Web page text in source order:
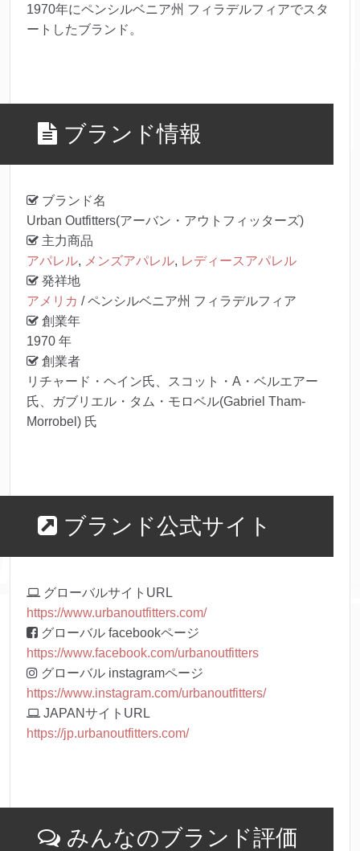
1970年にペンシルベニア州 フィラデルフィアでスタ
ートしたブランド。
ブランド情報
ブランド名
Urban Outfitters(アーバン・アウトフィッターズ)
主力商品
アパレル, メンズアパレル, レディースアパレル
発祥地
アメリカ / ペンシルベニア州 フィラデルフィア
創業年
1970 年
創業者
リチャード・ヘイン氏、スコット・A・ベルエアー
氏、ガブリエル・タム・モロベル(Gabriel Tham-
Morrobel) 氏
ブランド公式サイト
グローバルサイトURL
https://www.urbanoutfitters.com/
グローバル facebookページ
https://www.facebook.com/urbanoutfitters
グローバル instagramページ
https://www.instagram.com/urbanoutfitters/
JAPANサイトURL
https://jp.urbanoutfitters.com/
みんなのブランド評価